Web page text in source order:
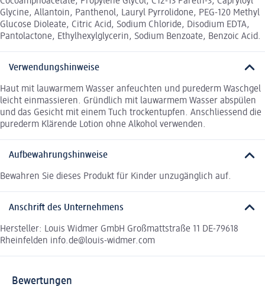
Glycine, Allantoin, Panthenol, Lauryl Pyrrolidone, PEG-120 Methyl
Glucose Dioleate, Citric Acid, Sodium Chloride, Disodium EDTA,
Pantolactone, Ethylhexylglycerin, Sodium Benzoate, Benzoic Acid.
Verwendungshinweise
Haut mit lauwarmem Wasser anfeuchten und purederm Waschgel
leicht einmassieren. Gründlich mit lauwarmem Wasser abspülen
und das Gesicht mit einem Tuch trockentupfen. Anschliessend die
purederm Klärende Lotion ohne Alkohol verwenden.
Aufbewahrungshinweise
Bewahren Sie dieses Produkt für Kinder unzugänglich auf.
Anschrift des Unternehmens
Hersteller: Louis Widmer GmbH Großmattstraße 11 DE-79618
Rheinfelden info.de@louis-widmer.com
Bewertungen